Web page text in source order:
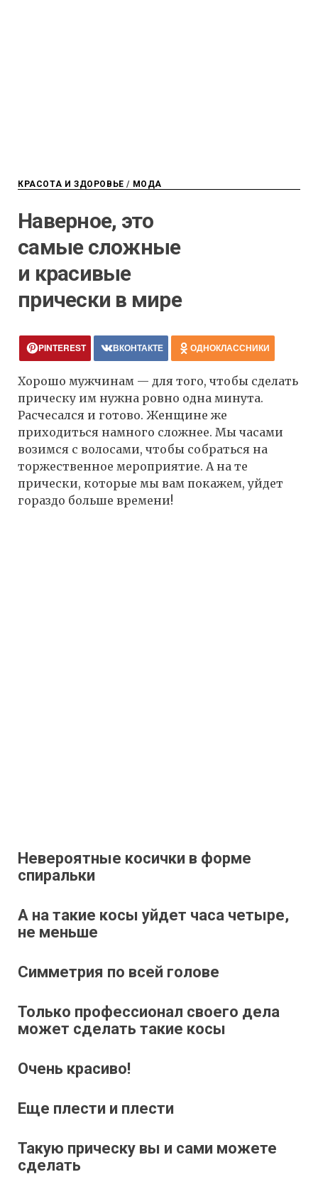
КРАСОТА И ЗДОРОВЬЕ / МОДА
Наверное, это
самые сложные
и красивые
прически в мире
PINTEREST ВКОНТАКТЕ ОДНОКЛАССНИКИ
Хорошо мужчинам — для того, чтобы сделать
прическу им нужна ровно одна минута.
Расчесался и готово. Женщине же
приходиться намного сложнее. Мы часами
возимся с волосами, чтобы собраться на
торжественное мероприятие. А на те
прически, которые мы вам покажем, уйдет
гораздо больше времени!
Невероятные косички в форме
спиральки
А на такие косы уйдет часа четыре,
не меньше
Симметрия по всей голове
Только профессионал своего дела
может сделать такие косы
Очень красиво!
Еще плести и плести
Такую прическу вы и сами можете
сделать